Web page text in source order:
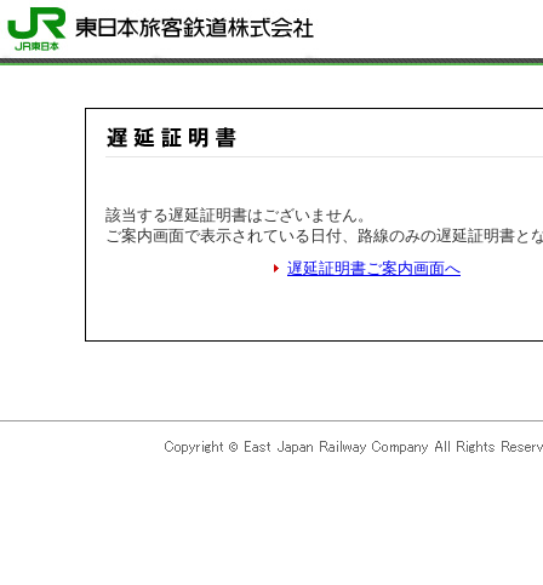
該当する遅延証明書はございません。
ご案内画面で表示されている日付、路線のみの遅延証明書と
遅延証明書ご案内画面へ